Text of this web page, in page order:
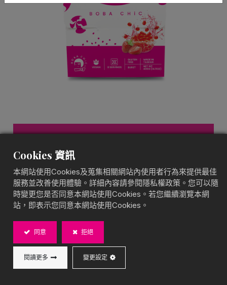
爆爆珠盒裝
香甜莓果，滿滿果汁
BOBA CHiC 草莓爆爆珠（盒裝），選用香甜草莓果
汁，搭配Q彈外層，咬開即釋放濃郁莓果香氣。獨立小
點，讓您的料理更加豐富有趣！
Cookies 資訊
本網站使用Cookies及蒐集相關網站內使用者行為來提供最佳
服務並改善使用體驗。詳細內容請參閱隱私權政策。您可以隨
時變更您是否同意本網站使用Cookies。若您繼續瀏覽本網
站，即表示您同意本網站使用Cookies。
同意 拒絕
閱讀更多 變更設定